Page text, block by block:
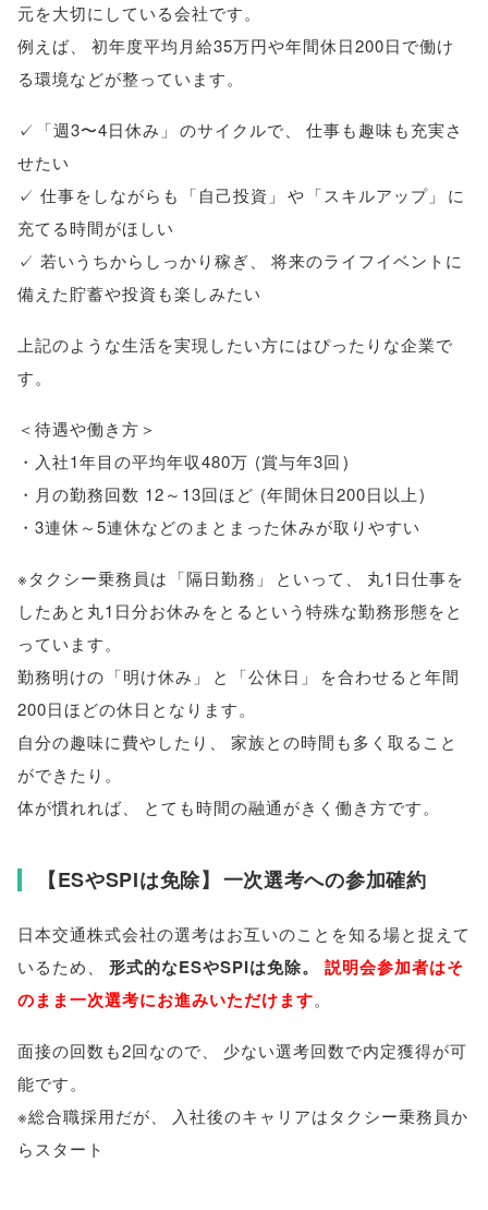
元を大切にしている会社です。
例えば、
初年度平均月給35万円や年間休日200日で働け
る環境などが整っています。
✓ 「週3〜4日休み 」 のサイクルで、
仕事も趣味も充実さ
せたい
✓ 仕事をしながらも
「自己投資 」 や 「スキルアップ 」
に
充てる時間がほしい
✓ 若いうちからしっかり稼ぎ、
将来のライフイベントに
備えた貯蓄や投資も楽しみたい
上記のような生活を実現したい方にはぴったりな企業で
す。
＜待遇や働き方＞
・入社1年目の平均年収480万 (賞与年3回)
・月の勤務回数 12～13回ほど (年間休日200日以上)
・3連休～5連休などのまとまった休みが取りやすい
※タクシー乗務員は 「隔日勤務 」 といって 、
丸1日仕事を
したあと丸1日分お休みをとるという特殊な勤務形態をと
っています。
勤務明けの 「明け休み 」 と 「公休日 」
を合わせると年間
200日ほどの休日となります。
自分の趣味に費やしたり 、
家族との時間も多く取ること
ができたり 。
体が慣れれば、 とても時間の融通がきく働き方です。
【ESやSPIは免除】 一次選考への参加確約
日本交通株式会社の選考はお互いのことを知る場と捉えて
いるため
形式的なESやSPIは免除。
説明会参加者はそ
のまま一次選考にお進みいただけます。
面接の回数も2回なので
少ない選考回数で内定獲得が可
能です。
※総合職採用だが
入社後のキャリアはタクシー乗務員か
らスタート